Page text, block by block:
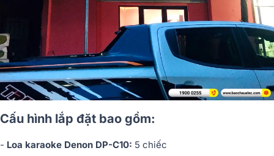
Cấu hình lắp đặt bao gồm:
- Loa karaoke Denon DP-C10: 5 chiếc